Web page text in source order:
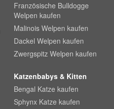
Französische Bulldogge
Welpen kaufen
Malinois Welpen kaufen
Dackel Welpen kaufen
Zwergspitz Welpen kaufen
Katzenbabys & Kitten
Bengal Katze kaufen
Sphynx Katze kaufen